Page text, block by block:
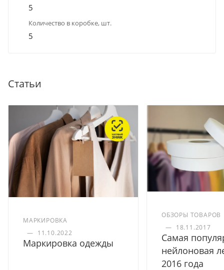
5
Количество в коробке, шт.
5
Статьи
МАРКИРОВКА
— 11.10.2022
Маркировка одежды
ОБЗОРЫ ТОВАРОВ
— 18.11.2017
Самая
нейлоновая
2016 года